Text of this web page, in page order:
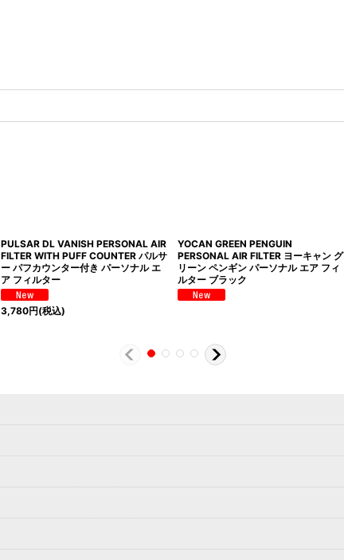
PULSAR DL VANISH PERSONAL AIR
FILTER WITH PUFF COUNTER パルサ
ー パフカウンター付き パーソナル エ
ア フィルター
3,780円(税込)
YOCAN GREEN PENGUIN
PERSONAL AIR FILTER ヨーキャン グ
リーン ペンギン パーソナル エア フィ
ルター ブラック